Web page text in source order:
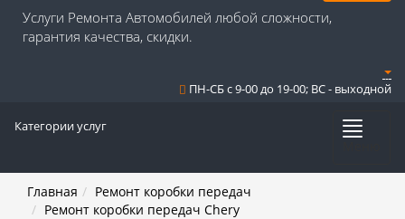
Услуги Ремонта Автомобилей любой сложности,
гарантия качества, скидки.
ПН-СБ с 9-00 до 19-00; ВС - выходной
Категории услуг
Главная
Ремонт коробки передач
Ремонт коробки передач Chery